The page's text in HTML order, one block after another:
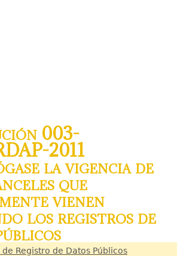
003-
2011
la vigencia de
que
vienen
los registros de
Registro de Datos Públicos